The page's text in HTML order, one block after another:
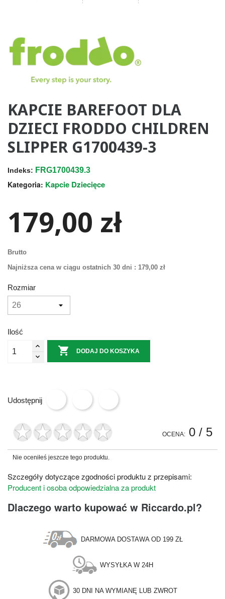
KAPCIE BAREFOOT DLA
DZIECI FRODDO CHILDREN
SLIPPER G1700439-3
Indeks: FRG1700439.3
Kategoria: Kapcie Dziecięce
179,00 zł
Brutto
Najniższa cena w ciągu ostatnich 30 dni : 179,00 zł
Rozmiar
Ilość
 DODAJ DO KOSZYKA
Udostępnij
OCENA: 0 / 5
Nie oceniłeś jeszcze tego produktu.
Szczegóły dotyczące zgodności produktu z przepisami:
Producent i osoba odpowiedzialna za produkt
Dlaczego warto kupować w Riccardo.pl?
DARMOWA DOSTAWA OD 199 ZŁ
WYSYŁKA W 24H
30 DNI NA WYMIANĘ LUB ZWROT